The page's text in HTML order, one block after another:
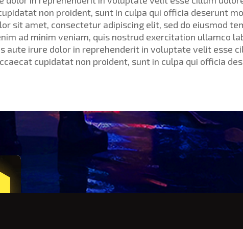
non proident, sunt in culpa qui officia deserunt
sit amet, consectetur adipiscing elit, sed do eiusmod
ad minim veniam, quis nostrud exercitation ullamco
aute irure dolor in reprehenderit in voluptate velit esse
cupidatat non proident, sunt in culpa qui officia